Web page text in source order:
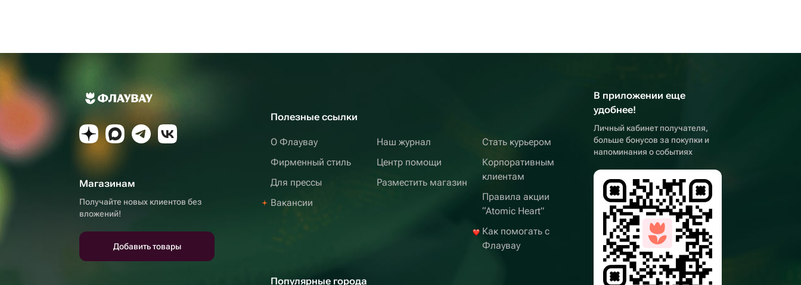
Магазинам
Получайте новых клиентов без
вложений!
Добавить товары
Полезные ссылки
О Флаувау
Фирменный стиль
Для прессы
Вакансии
Наш журнал
Центр помощи
Разместить магазин
Стать курьером
Корпоративным
клиентам
Правила акции
“Atomic Heart”
Как помогать с
Флаувау
Популярные города
В приложении еще
удобнее!
Личный кабинет получателя,
больше бонусов за покупки и
напоминания о событиях